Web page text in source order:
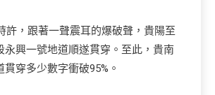
許，跟著一聲震耳的爆破聲，貴陽至
永興一號地道順遂貫穿。至此，貴南
穿多少數字衝破95%。